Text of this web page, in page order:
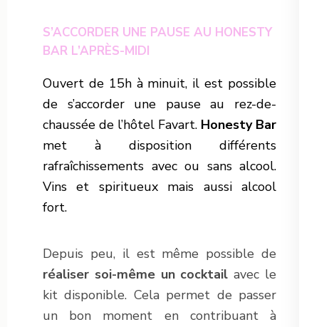
S’ACCORDER UNE PAUSE AU HONESTY
BAR L’APRÈS-MIDI
Ouvert de 15h à minuit, il est possible
de s’accorder une pause au rez-de-
chaussée de l’hôtel Favart. Honesty Bar
met à disposition différents
rafraîchissements avec ou sans alcool.
Vins et spiritueux mais aussi alcool
fort.
Depuis peu, il est même possible de
réaliser soi-même un cocktail avec le
kit disponible. Cela permet de passer
un bon moment en contribuant à